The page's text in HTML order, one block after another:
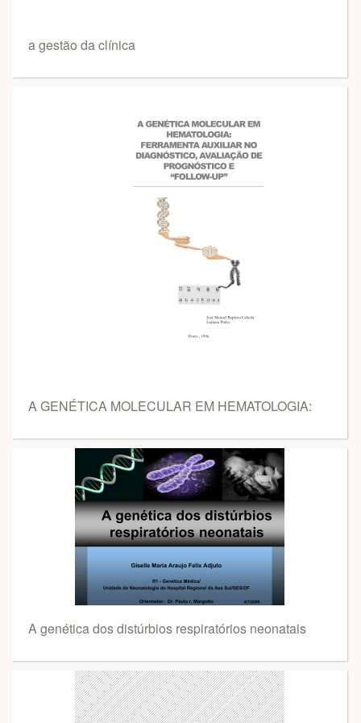
a gestão da clínica
A GENÉTICA MOLECULAR EM HEMATOLOGIA:
A genética dos distúrbios respiratórios neonatais